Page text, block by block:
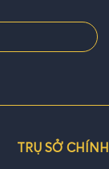
TRỤ SỞ CHÍNH